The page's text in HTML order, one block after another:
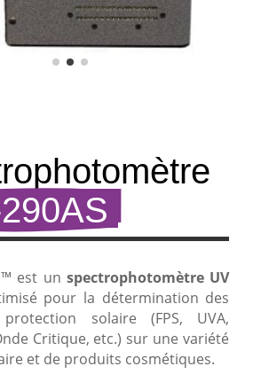
est un spectrophotomètre UV
pour la détermination des
solaire (FPS, UVA,
Critique, etc.) sur une variété
et de produits cosmétiques.